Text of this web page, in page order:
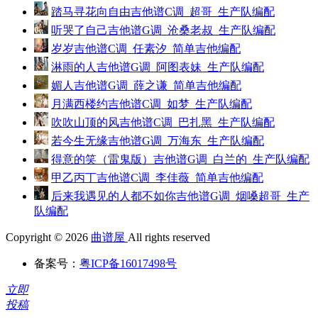
踏马寻花向自由吉他谱C调_超哥_生产队编配
听哭了自己吉他谱G调_沧桑老叔_生产队编配
岁岁吉他谱C调_任素汐_简单吉他编配
淋雨的人吉他谱G调_阿图表妹_生产队编配
媚人吉他谱G调_薛之谦_简单吉他编配
月满西楼约吉他谱C调_如梦_生产队编配
吹吹山顶的风吉他谱C调_巴扎黑_生产队编配
若今生无缘吉他谱G调_万海东_生产队编配
得意的笑（雷鬼版）吉他谱G调_白兰的_生产队编配
甲乙丙丁吉他谱C调_李佳薇_简单吉他编配
后来我遇见的人都不如你吉他谱G调_烟嗓超哥_生产
队编配
Copyright © 2026 曲谱屋 All rights reserved
备案号： 粤ICP备16017498号
立即
投稿